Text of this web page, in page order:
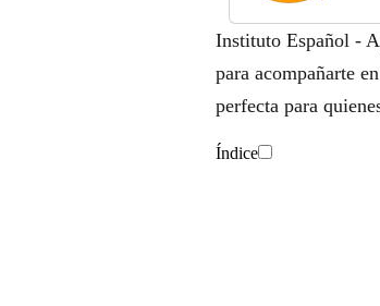
Instituto Español -
para acompañarte
perfecta para
Índice